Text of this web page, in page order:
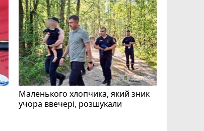
Маленького хлопчика, який зник
учора ввечері, розшукали